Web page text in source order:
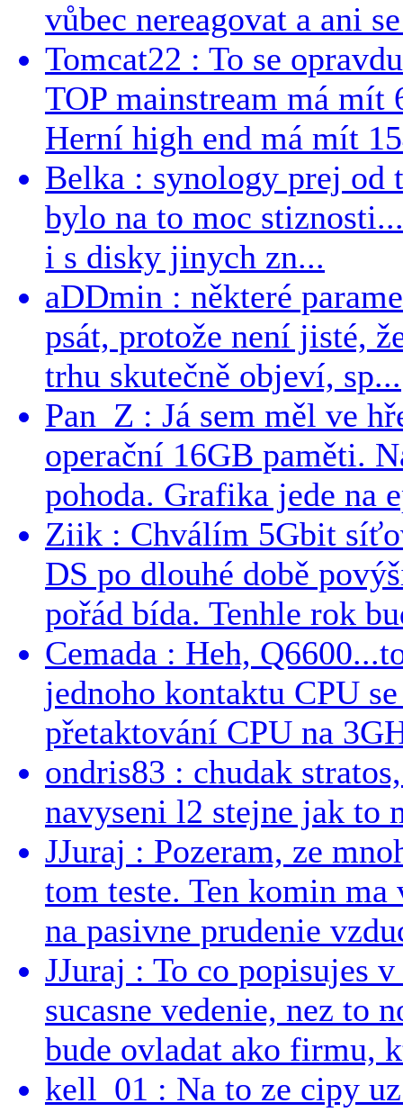
vůbec nereagovat a ani
Tomcat22 : To se
TOP mainstream má
Herní high end má mít
Belka : synology prej od
bylo na to moc
i s disky jinych zn...
aDDmin : některé
psát, protože není jisté,
trhu skutečně objeví, sp...
Pan_Z : Já sem měl ve
operační 16GB paměti.
pohoda. Grafika jede na
Ziik : Chválím 5Gbit
DS po dlouhé době
pořád bída. Tenhle rok
Cemada : Heh,
jednoho kontaktu CPU
přetaktování CPU na
ondris83 : chudak
navyseni l2 stejne jak to
JJuraj : Pozeram, ze
tom teste. Ten komin
na pasivne prudenie
JJuraj : To co popisujes
sucasne vedenie, nez to
bude ovladat ako firmu,
kell_01 : Na to ze cipy